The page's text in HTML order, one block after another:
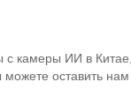
камеры ИИ в
оставить